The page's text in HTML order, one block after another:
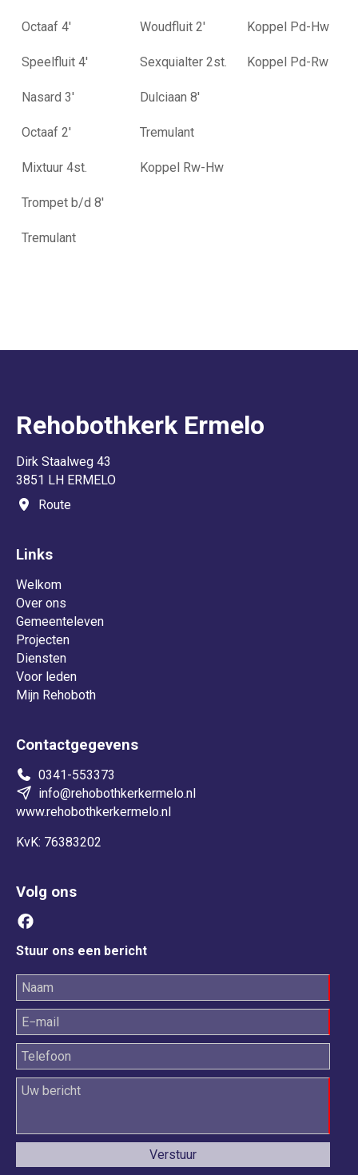
Octaaf 4' Woudfluit 2' Koppel Pd-Hw
Speelfluit 4' Sexquialter 2st. Koppel Pd-Rw
Nasard 3' Dulciaan 8'
Octaaf 2' Tremulant
Mixtuur 4st. Koppel Rw-Hw
Trompet b/d 8'
Tremulant
Rehobothkerk Ermelo
Dirk Staalweg 43
3851 LH ERMELO
Route
Links
Welkom
Over ons
Gemeenteleven
Projecten
Diensten
Voor leden
Mijn Rehoboth
Contactgegevens
0341-553373
info@rehobothkerkermelo.nl
www.rehobothkerkermelo.nl
KvK: 76383202
Volg ons
Stuur ons een bericht